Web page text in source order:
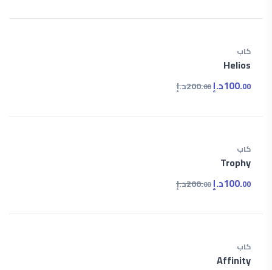
كاب
Helios
100.00 د.إ 200.00 د.إ
كاب
Trophy
100.00 د.إ 200.00 د.إ
كاب
Affinity